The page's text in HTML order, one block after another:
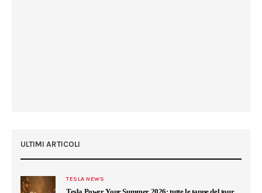
ULTIMI ARTICOLI
TESLA NEWS